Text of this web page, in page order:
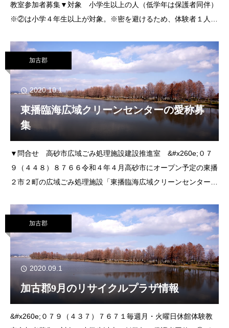
教室参加者募集▼対象 小学生以上の人（低学年は保護者同伴）
※②は小学４年生以上が対象。※密を避けるため、体験者１人に
ブラスト）ガラス製の判子に砂
加古郡
2020.10.1
東播臨海広域クリーンセンターの愛称募
集
▼問合せ 高砂市広域ごみ処理施設建設推進室 &#x260e;０７
９（４４８）８７６６令和４年４月高砂市にオープン予定の東播
２市２町の広域ごみ処理施設「東播臨海広域クリーンセンター」
市、稲美町、播磨町）から発生する可燃ご
加古郡
2020.09.1
加古郡9月のリサイクルプラザ情報
&#x260e;０７９（４３７）７６７１毎週月・火曜日休館体験教